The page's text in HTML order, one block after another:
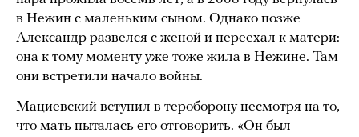
в Нежин с маленьким сыном. Однако позже
Александр развелся с женой и переехал к матери:
она к тому моменту уже тоже жила в Нежине. Там
они встретили начало войны.
Мациевский вступил в тероборону несмотря на то,
что мать пыталась его отговорить. «Он был